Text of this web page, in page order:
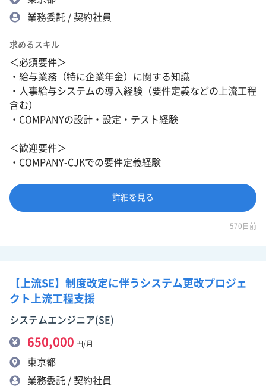
業務委託 / 契約社員
求めるスキル
＜必須要件＞
・給与業務（特に企業年金）に関する知識
・人事給与システムの導入経験（要件定義などの上流工程
含む）
・COMPANYの設計・設定・テスト経験
＜歓迎要件＞
・COMPANY-CJKでの要件定義経験
詳細を見る
570日前
【上流SE】制度改定に伴うシステム更改プロジェ
クト上流工程支援
システムエンジニア(SE)
650,000 円/月
東京都
業務委託 / 契約社員